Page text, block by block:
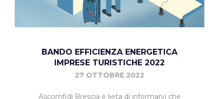
BANDO EFFICIENZA ENERGETICA
IMPRESE TURISTICHE 2022
27 OTTOBRE 2022
Ascomfidi Brescia è lieta di informarvi che